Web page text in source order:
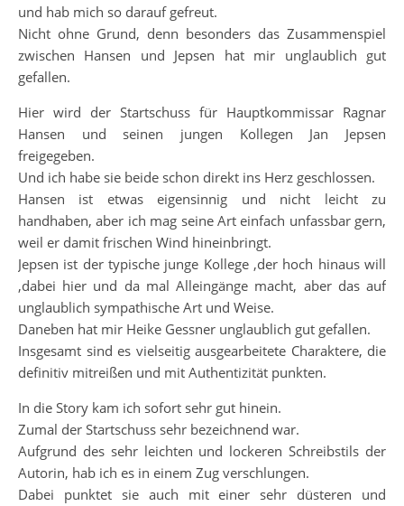
und hab mich so darauf gefreut.
Nicht ohne Grund, denn besonders das Zusammenspiel
zwischen Hansen und Jepsen hat mir unglaublich gut
gefallen.
Hier wird der Startschuss für Hauptkommissar Ragnar
Hansen und seinen jungen Kollegen Jan Jepsen
freigegeben.
Und ich habe sie beide schon direkt ins Herz geschlossen.
Hansen ist etwas eigensinnig und nicht leicht zu
handhaben, aber ich mag seine Art einfach unfassbar gern,
weil er damit frischen Wind hineinbringt.
Jepsen ist der typische junge Kollege ,der hoch hinaus will
,dabei hier und da mal Alleingänge macht, aber das auf
unglaublich sympathische Art und Weise.
Daneben hat mir Heike Gessner unglaublich gut gefallen.
Insgesamt sind es vielseitig ausgearbeitete Charaktere, die
definitiv mitreißen und mit Authentizität punkten.
In die Story kam ich sofort sehr gut hinein.
Zumal der Startschuss sehr bezeichnend war.
Aufgrund des sehr leichten und lockeren Schreibstils der
Autorin, hab ich es in einem Zug verschlungen.
Dabei punktet sie auch mit einer sehr düsteren und